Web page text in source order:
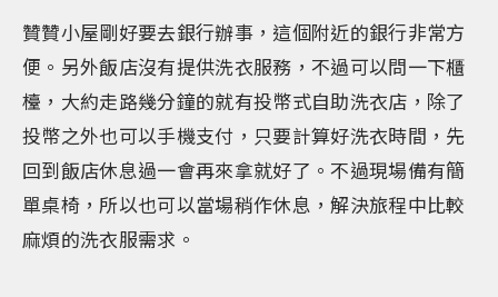
贊贊小屋剛好要去銀行辦事，這個附近的銀行非常方
便。另外飯店沒有提供洗衣服務，不過可以問一下櫃
檯，大約走路幾分鐘的就有投幣式自助洗衣店，除了
投幣之外也可以手機支付，只要計算好洗衣時間，先
回到飯店休息過一會再來拿就好了。不過現場備有簡
單桌椅，所以也可以當場稍作休息，解決旅程中比較
麻煩的洗衣服需求。